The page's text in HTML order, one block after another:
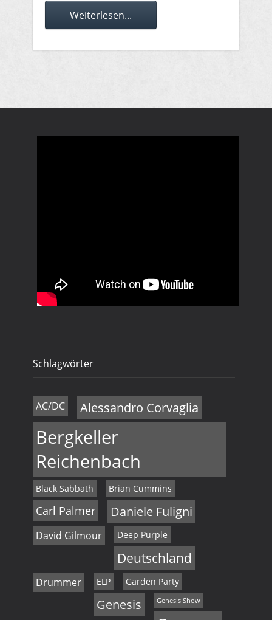
Weiterlesen...
Schlagwörter
AC/DC Alessandro Corvaglia
Bergkeller
Reichenbach
Black Sabbath Brian Cummins
Carl Palmer Daniele Fuligni
David Gilmour Deep Purple
Deutschland
Drummer ELP Garden Party
Genesis Genesis Show